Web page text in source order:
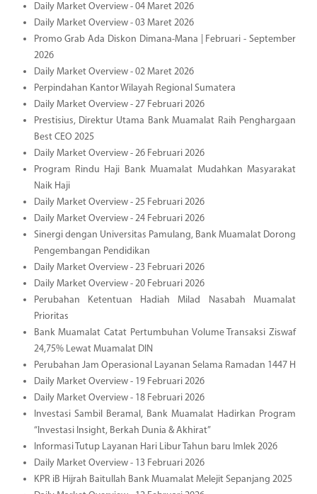
Daily Market Overview - 04 Maret 2026
Daily Market Overview - 03 Maret 2026
Promo Grab Ada Diskon Dimana-Mana | Februari - September
2026
Daily Market Overview - 02 Maret 2026
Perpindahan Kantor Wilayah Regional Sumatera
Daily Market Overview - 27 Februari 2026
Prestisius, Direktur Utama Bank Muamalat Raih Penghargaan
Best CEO 2025
Daily Market Overview - 26 Februari 2026
Program Rindu Haji Bank Muamalat Mudahkan Masyarakat
Naik Haji
Daily Market Overview - 25 Februari 2026
Daily Market Overview - 24 Februari 2026
Sinergi dengan Universitas Pamulang, Bank Muamalat Dorong
Pengembangan Pendidikan
Daily Market Overview - 23 Februari 2026
Daily Market Overview - 20 Februari 2026
Perubahan Ketentuan Hadiah Milad Nasabah Muamalat
Prioritas
Bank Muamalat Catat Pertumbuhan Volume Transaksi Ziswaf
24,75% Lewat Muamalat DIN
Perubahan Jam Operasional Layanan Selama Ramadan 1447 H
Daily Market Overview - 19 Februari 2026
Daily Market Overview - 18 Februari 2026
Investasi Sambil Beramal, Bank Muamalat Hadirkan Program
“Investasi Insight, Berkah Dunia & Akhirat”
Informasi Tutup Layanan Hari Libur Tahun baru Imlek 2026
Daily Market Overview - 13 Februari 2026
KPR iB Hijrah Baitullah Bank Muamalat Melejit Sepanjang 2025